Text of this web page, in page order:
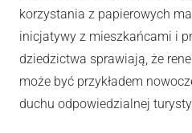
korzystania z papierowych
inicjatywy z mieszkańcami i
dziedzictwa sprawiają, że
może być przykładem
duchu odpowiedzialnej